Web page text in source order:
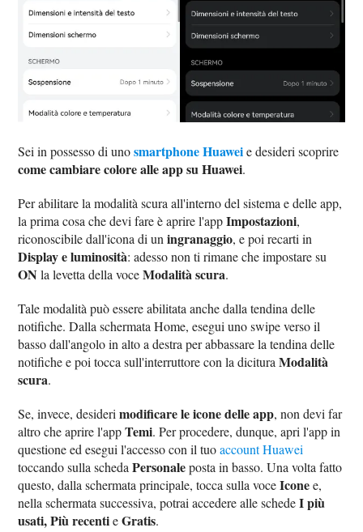
Sei in possesso di unosmartphone Huaweie desideri scoprire
come cambiare colore alle app su Huawei.
Per abilitare la modalità scura all'interno del sistema e delle app,
la prima cosa che devi fare è aprire l'appImpostazioni,
riconoscibile dall'icona di uningranaggio, e poi recarti in
Display e luminosità: adesso non ti rimane che impostare su
ON la levetta della voceModalità scura.
Tale modalità può essere abilitata anche dalla tendina delle
notifiche. Dalla schermata Home, esegui uno swipe verso il
basso dall'angolo in alto a destra per abbassare la tendina delle
notifiche e poi tocca sull'interruttore con la dicituraModalità
scura.
Se, invece, desiderimodificare le icone delle app, non devi far
altro che aprire l'appTemi. Per procedere, dunque, apri l'app in
questione ed esegui l'accesso con il tuoaccount Huawei
toccando sulla schedaPersonaleposta in basso. Una volta fatto
questo, dalla schermata principale, tocca sulla voceIconee,
nella schermata successiva, potrai accedere alle schedeI più
usati, Più recentieGratis.